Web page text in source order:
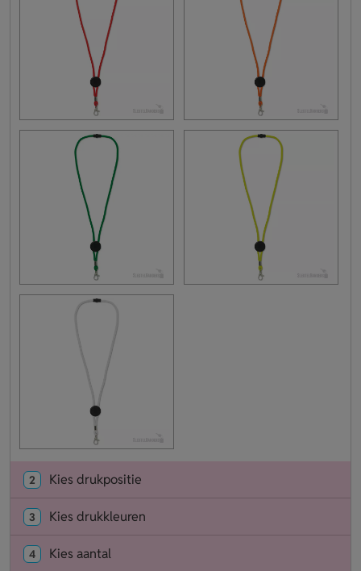
2 Kies drukpositie
3 Kies drukkleuren
4 Kies aantal